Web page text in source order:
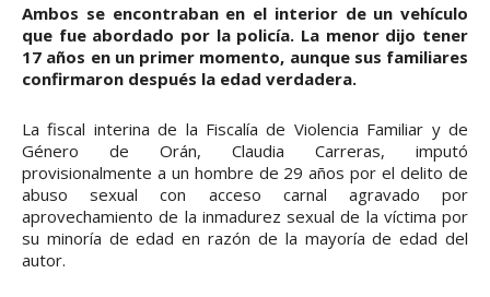
Ambos se encontraban en el interior de un vehículo
que fue abordado por la policía. La menor dijo tener
17 años en un primer momento, aunque sus familiares
confirmaron después la edad verdadera.
La fiscal interina de la Fiscalía de Violencia Familiar y de
Género de Orán, Claudia Carreras, imputó
provisionalmente a un hombre de 29 años por el delito de
abuso sexual con acceso carnal agravado por
aprovechamiento de la inmadurez sexual de la víctima por
su minoría de edad en razón de la mayoría de edad del
autor.